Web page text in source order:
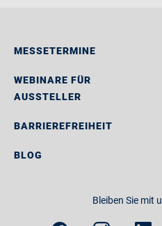
MESSETERMINE
WEBINARE FÜR
AUSSTELLER
BARRIEREFREIHEIT
BLOG
Bleiben Sie mit